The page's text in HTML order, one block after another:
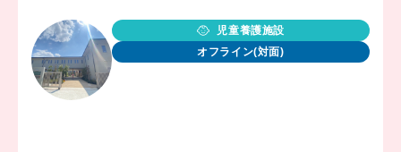
児童養護施設
オフライン(対面)